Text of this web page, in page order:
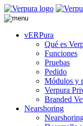
vERPura
Qué es
Funciones
Pruebas
Pedido
Módulos y
Verpura
Branded
Nearshoring